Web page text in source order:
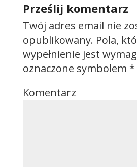
Prześlij komentarz
Twój adres email nie
opublikowany. Pola,
wypełnienie jest
oznaczone symbolem *
Komentarz